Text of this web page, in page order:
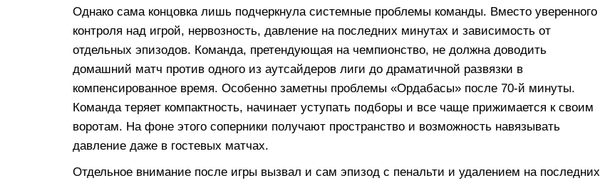
Однако сама концовка лишь подчеркнула системные проблемы команды. Вместо уверенного
контроля над игрой, нервозность, давление на последних минутах и зависимость от
отдельных эпизодов. Команда, претендующая на чемпионство, не должна доводить
домашний матч против одного из аутсайдеров лиги до драматичной развязки в
компенсированное время. Особенно заметны проблемы «Ордабасы» после 70-й минуты.
Команда теряет компактность, начинает уступать подборы и все чаще прижимается к своим
воротам. На фоне этого соперники получают пространство и возможность навязывать
давление даже в гостевых матчах.
Отдельное внимание после игры вызвал и сам эпизод с пенальти и удалением на последних